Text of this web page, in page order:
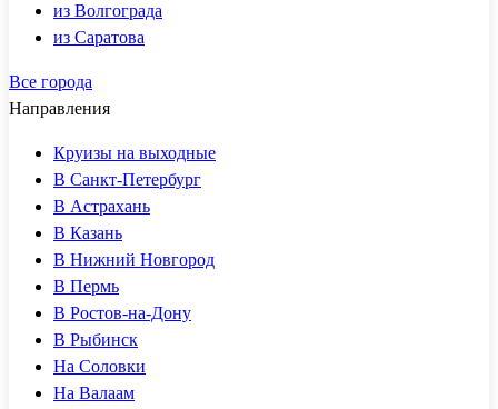
из Волгограда
из Саратова
Все города
Направления
Круизы на выходные
В Санкт-Петербург
В Астрахань
В Казань
В Нижний Новгород
В Пермь
В Ростов-на-Дону
В Рыбинск
На Соловки
На Валаам